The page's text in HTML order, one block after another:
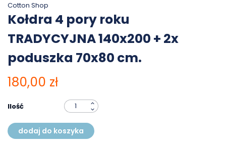
Cotton Shop
Kołdra 4 pory roku
TRADYCYJNA 140x200 + 2x
poduszka 70x80 cm.
180,00 zł
Ilość
dodaj do koszyka